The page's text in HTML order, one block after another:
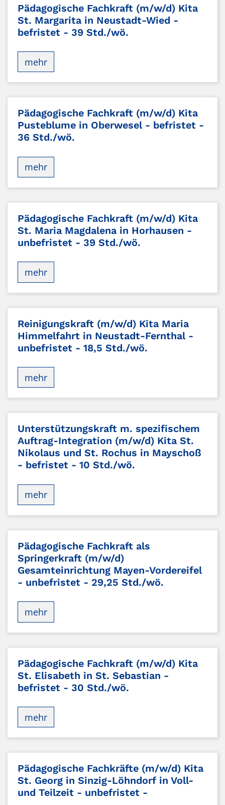
Pädagogische Fachkraft (m/w/d) Kita
St. Margarita in Neustadt-Wied -
befristet - 39 Std./wö.
mehr
Pädagogische Fachkraft (m/w/d) Kita
Pusteblume in Oberwesel - befristet -
36 Std./wö.
mehr
Pädagogische Fachkraft (m/w/d) Kita
St. Maria Magdalena in Horhausen -
unbefristet - 39 Std./wö.
mehr
Reinigungskraft (m/w/d) Kita Maria
Himmelfahrt in Neustadt-Fernthal -
unbefristet - 18,5 Std./wö.
mehr
Unterstützungskraft m. spezifischem
Auftrag-Integration (m/w/d) Kita St.
Nikolaus und St. Rochus in Mayschoß
- befristet - 10 Std./wö.
mehr
Pädagogische Fachkraft als
Springerkraft (m/w/d)
Gesamteinrichtung Mayen-Vordereifel
- unbefristet - 29,25 Std./wö.
mehr
Pädagogische Fachkraft (m/w/d) Kita
St. Elisabeth in St. Sebastian -
befristet - 30 Std./wö.
mehr
Pädagogische Fachkräfte (m/w/d) Kita
St. Georg in Sinzig-Löhndorf in Voll-
und Teilzeit - unbefristet -